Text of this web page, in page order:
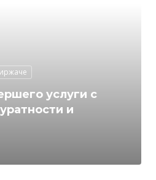
услуги с
и